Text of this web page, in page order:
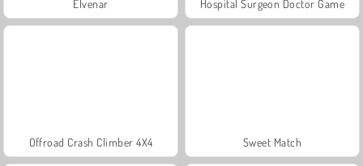
Elvenar Hospital Surgeon Doctor Game
Offroad Crash Climber 4X4 Sweet Match